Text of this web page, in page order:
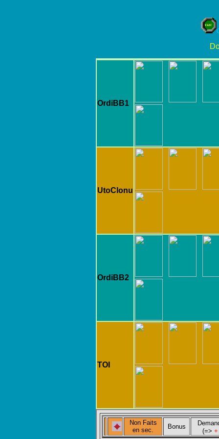
OrdiBB1
UtoClonu
OrdiBB2
TOI
Non Faits
en sec. Bonus
(=>